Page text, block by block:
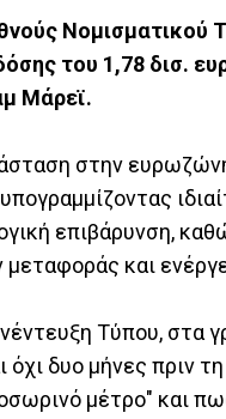
Νομισματικού
του 1,78 δισ.
Μάρεϊ.
στην
επιβάρυνση,
και
Τύπου,
δυο μήνες πριν
μέτρο" και